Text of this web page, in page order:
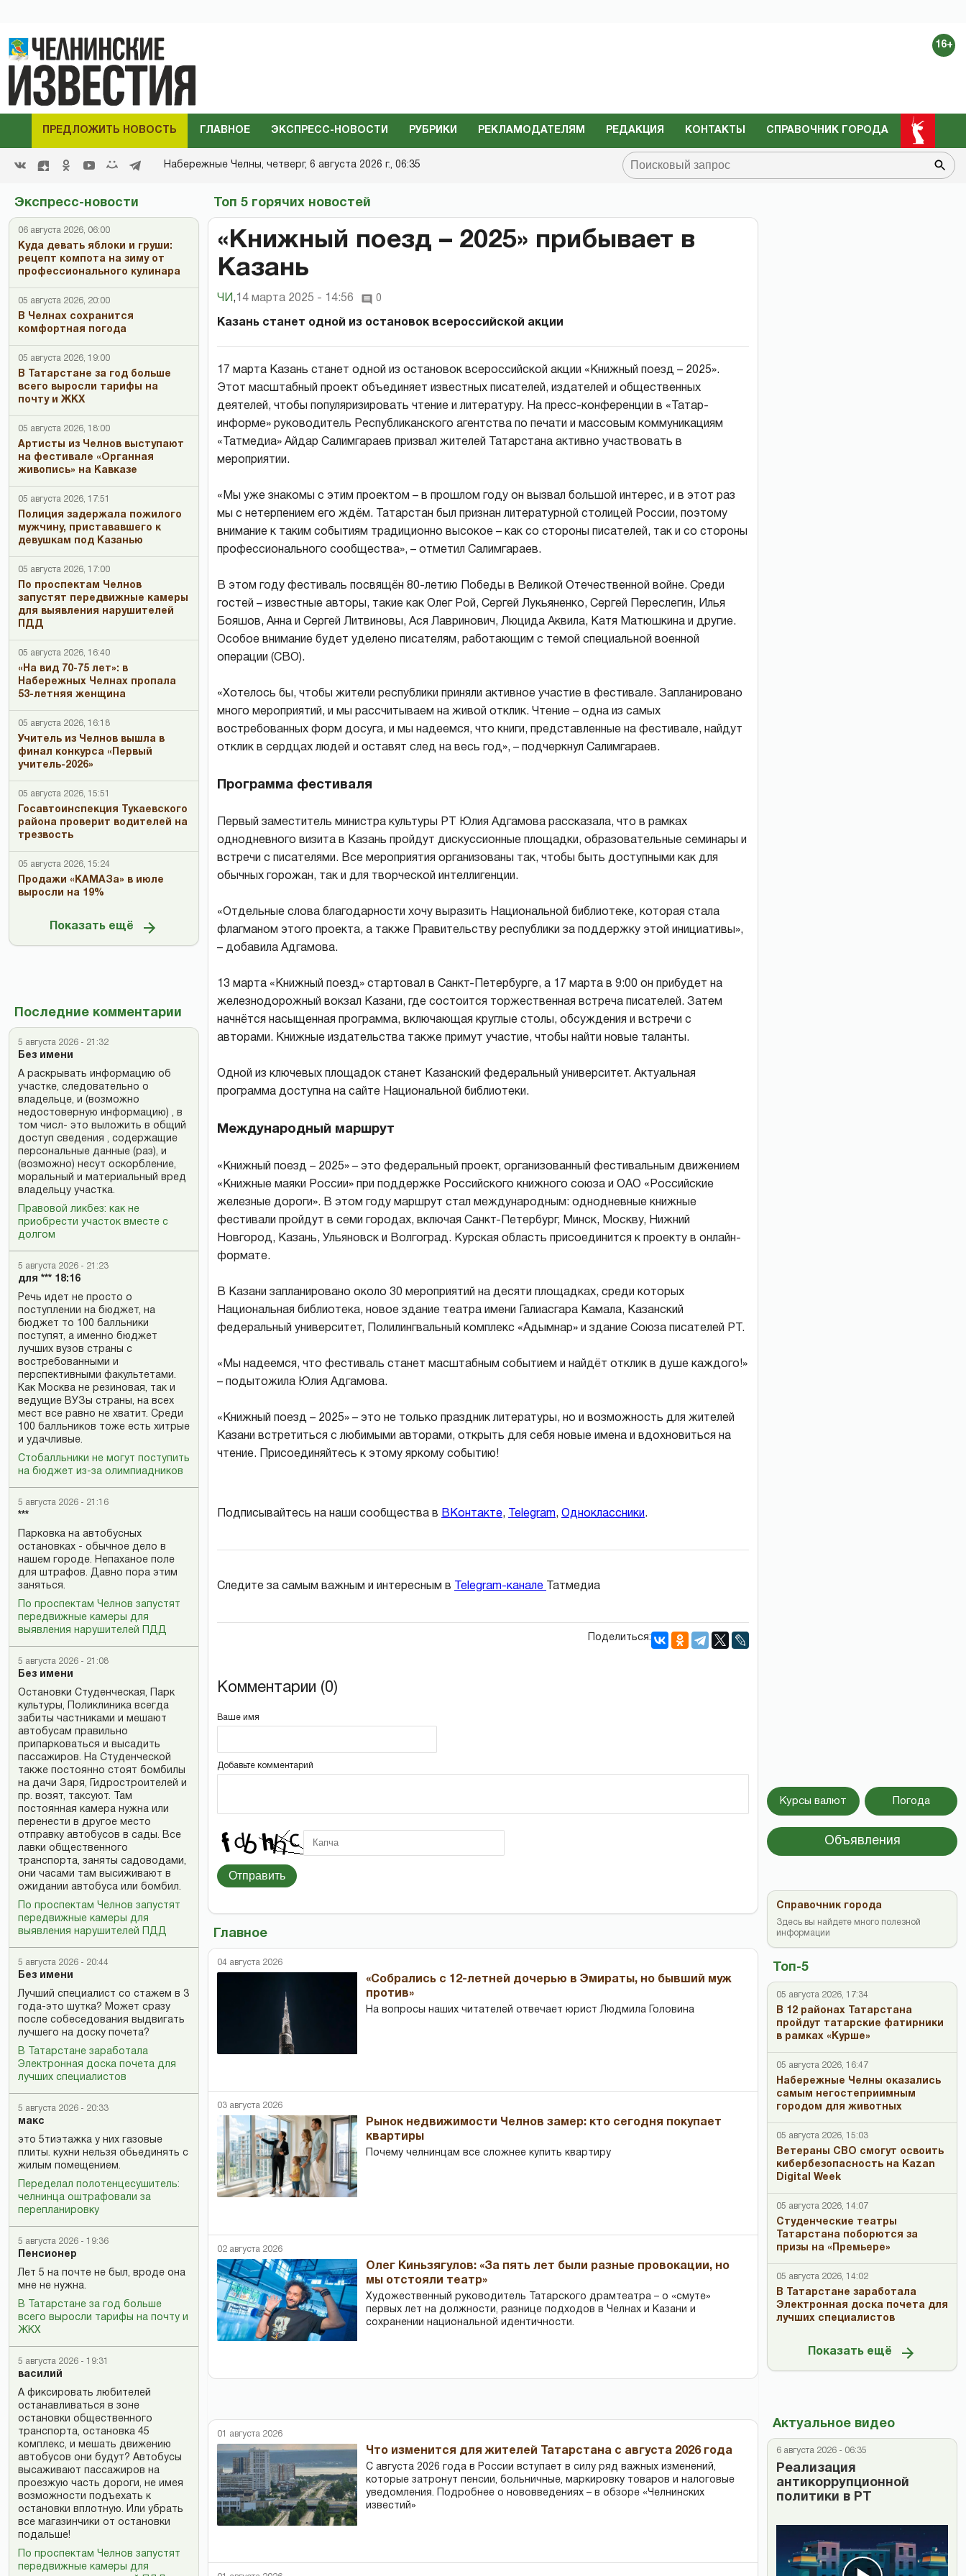
16+
ПРЕДЛОЖИТЬ НОВОСТЬ ГЛАВНОЕ ЭКСПРЕСС-НОВОСТИ РУБРИКИ РЕКЛАМОДАТЕЛЯМ РЕДАКЦИЯ КОНТАКТЫ СПРАВОЧНИК ГОРОДА
Набережные Челны, четверг, 6 августа 2026 г., 06:35
Экспресс-новости
06 августа 2026, 06:00
Куда девать яблоки и груши:
рецепт компота на зиму от
профессионального кулинара
05 августа 2026, 20:00
В Челнах сохранится
комфортная погода
05 августа 2026, 19:00
В Татарстане за год больше
всего выросли тарифы на
почту и ЖКХ
05 августа 2026, 18:00
Артисты из Челнов выступают
на фестивале «Органная
живопись» на Кавказе
05 августа 2026, 17:51
Полиция задержала пожилого
мужчину, пристававшего к
девушкам под Казанью
05 августа 2026, 17:00
По проспектам Челнов
запустят передвижные камеры
для выявления нарушителей
ПДД
05 августа 2026, 16:40
«На вид 70-75 лет»: в
Набережных Челнах пропала
53-летняя женщина
05 августа 2026, 16:18
Учитель из Челнов вышла в
финал конкурса «Первый
учитель-2026»
05 августа 2026, 15:51
Госавтоинспекция Тукаевского
района проверит водителей на
трезвость
05 августа 2026, 15:24
Продажи «КАМАЗа» в июле
выросли на 19%
Показать ещё
Последние комментарии
5 августа 2026 - 21:32
Без имени
А раскрывать информацию об
участке, следовательно о
владельце, и (возможно
недостоверную информацию) , в
том числ- это выложить в общий
доступ сведения , содержащие
персональные данные (раз), и
(возможно) несут оскорбление,
моральный и материальный вред
владельцу участка.
Правовой ликбез: как не
приобрести участок вместе с
долгом
5 августа 2026 - 21:23
для *** 18:16
Речь идет не просто о
поступлении на бюджет, на
бюджет то 100 балльники
поступят, а именно бюджет
лучших вузов страны с
востребованными и
перспективными факультетами.
Как Москва не резиновая, так и
ведущие ВУЗы страны, на всех
мест все равно не хватит. Среди
100 балльников тоже есть хитрые
и удачливые.
Стобалльники не могут поступить
на бюджет из-за олимпиадников
5 августа 2026 - 21:16
***
Парковка на автобусных
остановках - обычное дело в
нашем городе. Непаханое поле
для штрафов. Давно пора этим
заняться.
По проспектам Челнов запустят
передвижные камеры для
выявления нарушителей ПДД
5 августа 2026 - 21:08
Без имени
Остановки Студенческая, Парк
культуры, Поликлиника всегда
забиты частниками и мешают
автобусам правильно
припарковаться и высадить
пассажиров. На Студенческой
также постоянно стоят бомбилы
на дачи Заря, Гидростроителей и
пр. возят, таксуют. Там
постоянная камера нужна или
перенести в другое место
отправку автобусов в сады. Все
лавки общественного
транспорта, заняты садоводами,
они часами там высиживают в
ожидании автобуса или бомбил.
По проспектам Челнов запустят
передвижные камеры для
выявления нарушителей ПДД
5 августа 2026 - 20:44
Без имени
Лучший специалист со стажем в 3
года-это шутка? Может сразу
после собеседования выдвигать
лучшего на доску почета?
В Татарстане заработала
Электронная доска почета для
лучших специалистов
5 августа 2026 - 20:33
макс
это 5тиэтажка у них газовые
плиты. кухни нельзя обьединять с
жилым помещением.
Переделал полотенцесушитель:
челнинца оштрафовали за
перепланировку
5 августа 2026 - 19:36
Пенсионер
Лет 5 на почте не был, вроде она
мне не нужна.
В Татарстане за год больше
всего выросли тарифы на почту и
ЖКХ
5 августа 2026 - 19:31
василий
А фиксировать любителей
останавливаться в зоне
остановки общественного
транспорта, остановка 45
комплекс, и мешать движению
автобусов они будут? Автобусы
высаживают пассажиров на
проезжую часть дороги, не имея
возможности подъехать к
остановки вплотную. Или убрать
все магазинчики от остановки
подальше!
По проспектам Челнов запустят
передвижные камеры для
Топ 5 горячих новостей
«Книжный поезд – 2025» прибывает в
Казань
ЧИ , 14 марта 2025 - 14:56 0
Казань станет одной из остановок всероссийской акции
17 марта Казань станет одной из остановок всероссийской акции «Книжный поезд – 2025».
Этот масштабный проект объединяет известных писателей, издателей и общественных
деятелей, чтобы популяризировать чтение и литературу. На пресс-конференции в «Татар-
информе» руководитель Республиканского агентства по печати и массовым коммуникациям
«Татмедиа» Айдар Салимгараев призвал жителей Татарстана активно участвовать в
мероприятии.
«Мы уже знакомы с этим проектом – в прошлом году он вызвал большой интерес, и в этот раз
мы с нетерпением его ждём. Татарстан был признан литературной столицей России, поэтому
внимание к таким событиям традиционно высокое – как со стороны писателей, так и со стороны
профессионального сообщества», – отметил Салимгараев.
В этом году фестиваль посвящён 80-летию Победы в Великой Отечественной войне. Среди
гостей – известные авторы, такие как Олег Рой, Сергей Лукьяненко, Сергей Переслегин, Илья
Бояшов, Анна и Сергей Литвиновы, Ася Лавринович, Люцида Аквила, Катя Матюшкина и другие.
Особое внимание будет уделено писателям, работающим с темой специальной военной
операции (СВО).
«Хотелось бы, чтобы жители республики приняли активное участие в фестивале. Запланировано
много мероприятий, и мы рассчитываем на живой отклик. Чтение – одна из самых
востребованных форм досуга, и мы надеемся, что книги, представленные на фестивале, найдут
отклик в сердцах людей и оставят след на весь год», – подчеркнул Салимгараев.
Программа фестиваля
Первый заместитель министра культуры РТ Юлия Адгамова рассказала, что в рамках
однодневного визита в Казань пройдут дискуссионные площадки, образовательные семинары и
встречи с писателями. Все мероприятия организованы так, чтобы быть доступными как для
обычных горожан, так и для творческой интеллигенции.
«Отдельные слова благодарности хочу выразить Национальной библиотеке, которая стала
флагманом этого проекта, а также Правительству республики за поддержку этой инициативы»,
– добавила Адгамова.
13 марта «Книжный поезд» стартовал в Санкт-Петербурге, а 17 марта в 9:00 он прибудет на
железнодорожный вокзал Казани, где состоится торжественная встреча писателей. Затем
начнётся насыщенная программа, включающая круглые столы, обсуждения и встречи с
авторами. Книжные издательства также примут участие, чтобы найти новые таланты.
Одной из ключевых площадок станет Казанский федеральный университет. Актуальная
программа доступна на сайте Национальной библиотеки.
Международный маршрут
«Книжный поезд – 2025» – это федеральный проект, организованный фестивальным движением
«Книжные маяки России» при поддержке Российского книжного союза и ОАО «Российские
железные дороги». В этом году маршрут стал международным: однодневные книжные
фестивали пройдут в семи городах, включая Санкт-Петербург, Минск, Москву, Нижний
Новгород, Казань, Ульяновск и Волгоград. Курская область присоединится к проекту в онлайн-
формате.
В Казани запланировано около 30 мероприятий на десяти площадках, среди которых
Национальная библиотека, новое здание театра имени Галиасгара Камала, Казанский
федеральный университет, Полилингвальный комплекс «Адымнар» и здание Союза писателей РТ.
«Мы надеемся, что фестиваль станет масштабным событием и найдёт отклик в душе каждого!»
– подытожила Юлия Адгамова.
«Книжный поезд – 2025» – это не только праздник литературы, но и возможность для жителей
Казани встретиться с любимыми авторами, открыть для себя новые имена и вдохновиться на
чтение. Присоединяйтесь к этому яркому событию!
Подписывайтесь на наши сообщества в ВКонтакте, Telegram, Одноклассники.
Следите за самым важным и интересным в Telegram-канале Татмедиа
Поделиться:
Комментарии (0)
Ваше имя
Добавьте комментарий
Отправить
Главное
04 августа 2026
«Собрались с 12-летней дочерью в Эмираты, но бывший муж
против»
На вопросы наших читателей отвечает юрист Людмила Головина
03 августа 2026
Рынок недвижимости Челнов замер: кто сегодня покупает
квартиры
Почему челнинцам все сложнее купить квартиру
02 августа 2026
Олег Киньзягулов: «За пять лет были разные провокации, но
мы отстояли театр»
Художественный руководитель Татарского драмтеатра – о «смуте»
первых лет на должности, разнице подходов в Челнах и Казани и
сохранении национальной идентичности.
01 августа 2026
Что изменится для жителей Татарстана с августа 2026 года
С августа 2026 года в России вступает в силу ряд важных изменений,
которые затронут пенсии, больничные, маркировку товаров и налоговые
уведомления. Подробнее о нововведениях – в обзоре «Челнинских
известий»
Курсы валют Погода
Объявления
Топ-5
05 августа 2026, 17:34
В 12 районах Татарстана
пройдут татарские фатирники
в рамках «Курше»
05 августа 2026, 16:47
Набережные Челны оказались
самым негостеприимным
городом для животных
05 августа 2026, 15:03
Ветераны СВО смогут освоить
кибербезопасность на Kazan
Digital Week
05 августа 2026, 14:07
Студенческие театры
Татарстана поборются за
призы на «Премьере»
05 августа 2026, 14:02
В Татарстане заработала
Электронная доска почета для
лучших специалистов
Показать ещё
Актуальное видео
6 августа 2026 - 06:35
Реализация
антикоррупционной
политики в РТ
Справочник города
Здесь вы найдете много полезной
информации